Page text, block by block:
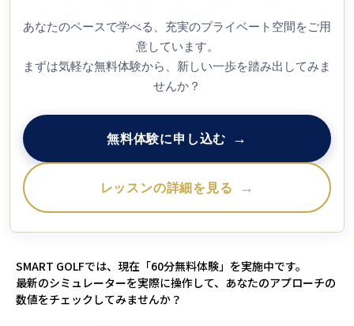
あなたのペースで学べる、充実のプライベート空間をご用
意しています。
まずは気軽な無料体験から、新しい一歩を踏み出してみま
せんか？
無料体験に申し込む
レッスンの詳細を見る
SMART GOLFでは、現在「60分無料体験」を実施中です。
最新のシミュレーターを実際に操作して、あなたのアプローチの
数値をチェックしてみませんか？